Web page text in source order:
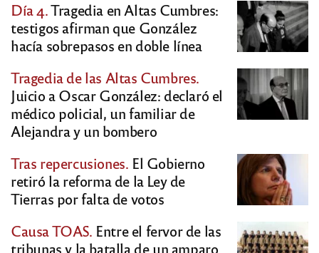
Día 4.Tragedia en Altas Cumbres:
testigos afirman que González
hacía sobrepasos en doble línea
Tragedia de las Altas Cumbres.
Juicio a Oscar González: declaró el
médico policial, un familiar de
Alejandra y un bombero
Tras repercusiones. El Gobierno
retiró la reforma de la Ley de
Tierras por falta de votos
Causa TOAS. Entre el fervor de las
tribunas y la batalla de un amparo